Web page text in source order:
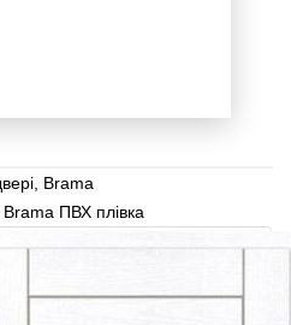
Brama
Brama ПВХ плівка